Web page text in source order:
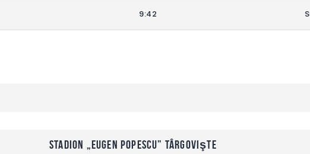
9:42
Stadion „Eugen Popescu” Târgovişte